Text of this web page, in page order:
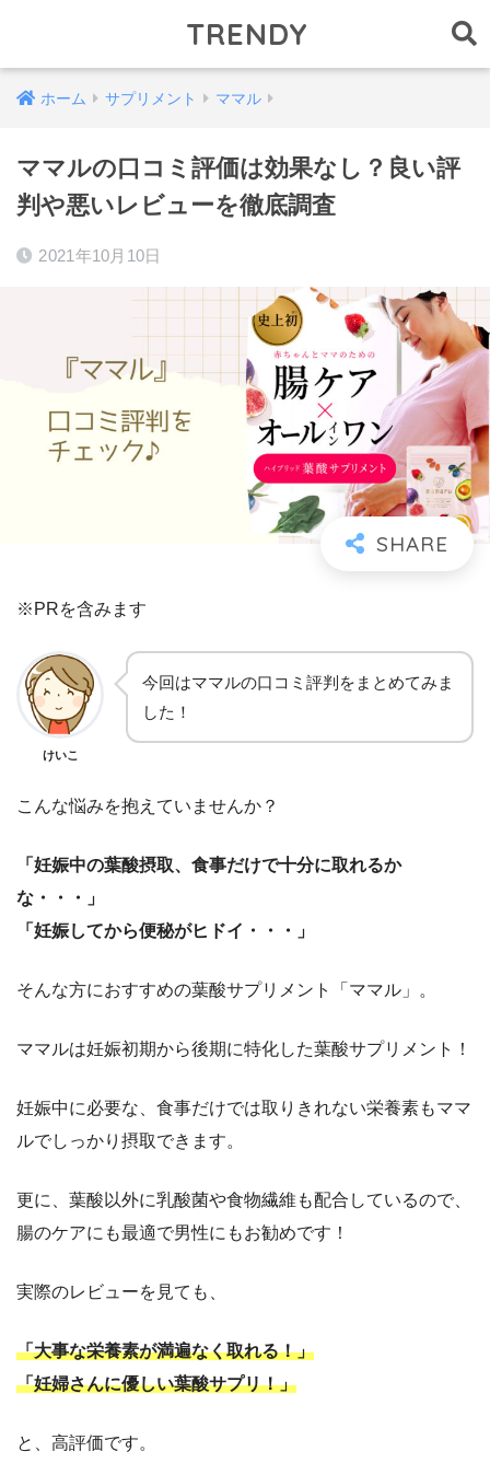
TRENDY
ホーム サプリメント ママル
ママルの口コミ評価は効果なし？良い評
判や悪いレビューを徹底調査
2021年10月10日
※PRを含みます
けいこ
今回はママルの口コミ評判をまとめてみま
した！
こんな悩みを抱えていませんか？
「妊娠中の葉酸摂取、食事だけで十分に取れるか
な・・・」
「妊娠してから便秘がヒドイ・・・」
そんな方におすすめの葉酸サプリメント「ママル」。
ママルは妊娠初期から後期に特化した葉酸サプリメント！
妊娠中に必要な、食事だけでは取りきれない栄養素もママ
ルでしっかり摂取できます。
更に、葉酸以外に乳酸菌や食物繊維も配合しているので、
腸のケアにも最適で男性にもお勧めです！
実際のレビューを見ても、
「大事な栄養素が満遍なく取れる！」
「妊婦さんに優しい葉酸サプリ！」
と、高評価です。